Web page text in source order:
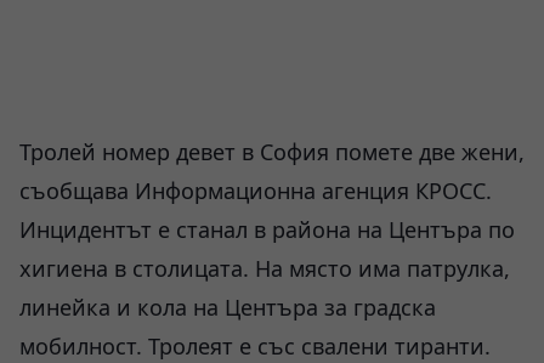
Тролей номер девет в София помете две жени,
съобщава Информационна агенция КРОСС.
Инцидентът е станал в района на Центъра по
хигиена в столицата. На място има патрулка,
линейка и кола на Центъра за градска
мобилност. Тролеят е със свалени тиранти.